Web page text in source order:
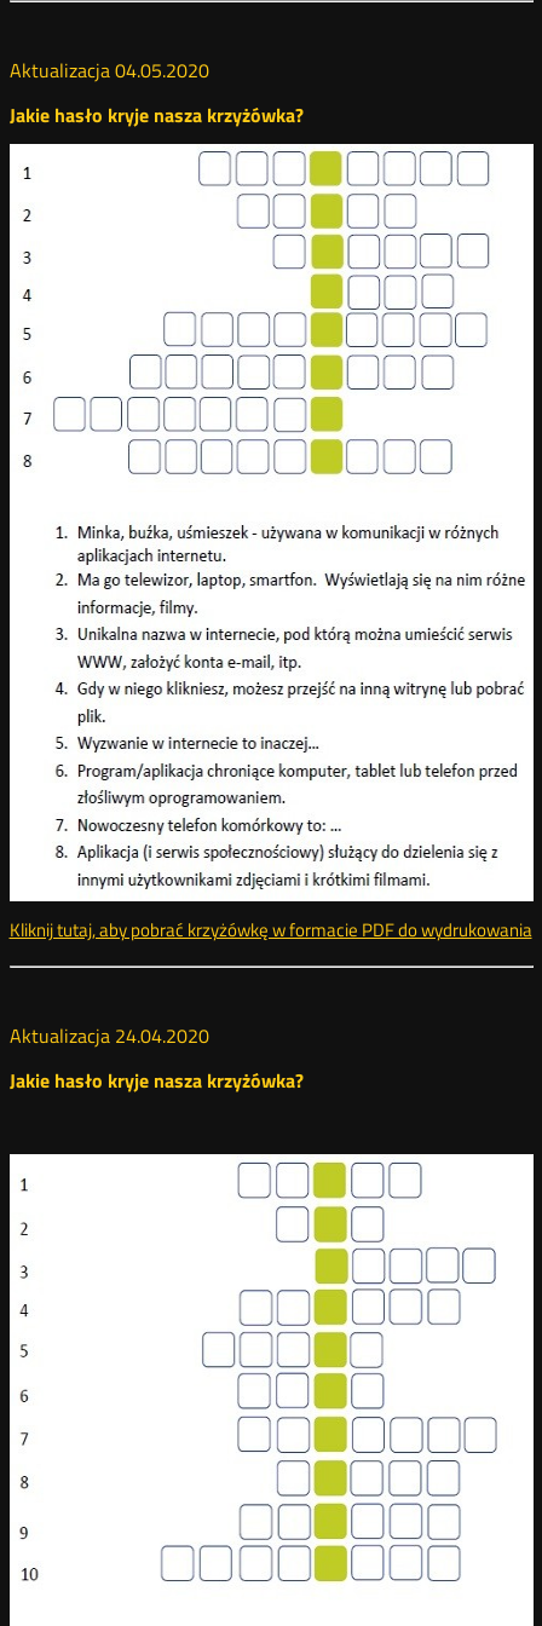
Aktualizacja 04.05.2020
Jakie hasło kryje nasza krzyżówka?
Kliknij tutaj, aby pobrać krzyżówkę w formacie PDF do wydrukowania
Aktualizacja 24.04.2020
Jakie hasło kryje nasza krzyżówka?